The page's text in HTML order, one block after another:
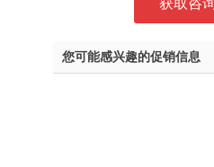
您可能感兴趣的促销信息